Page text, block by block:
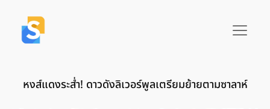
หงส์แดงระส่ำ! ดาวดังลิเวอร์พูลเตรียมย้ายตามซาลาห์